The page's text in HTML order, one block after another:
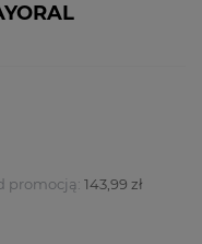
promocją: 143,99 zł